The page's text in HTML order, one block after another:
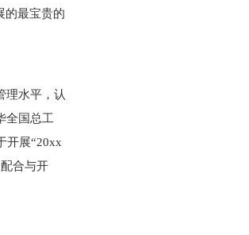
的最宝贵的
理水平，认
全国总工
开展“20xx
合与开